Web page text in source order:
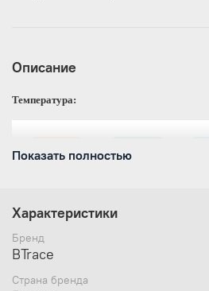
Описание
Температура:
Температура экстрима - 0 °С
Верхняя температура комфорта - 5 °С
Показать полностью
Характеристики
Бренд
BTrace
Страна бренда